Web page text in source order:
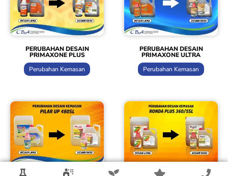
PERUBAHAN DESAIN
PRIMAXONE PLUS
Perubahan Kemasan
PERUBAHAN DESAIN
PRIMAXONE ULTRA
Perubahan Kemasan